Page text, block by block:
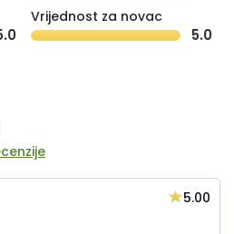
Vrijednost za novac
5.0
5.00